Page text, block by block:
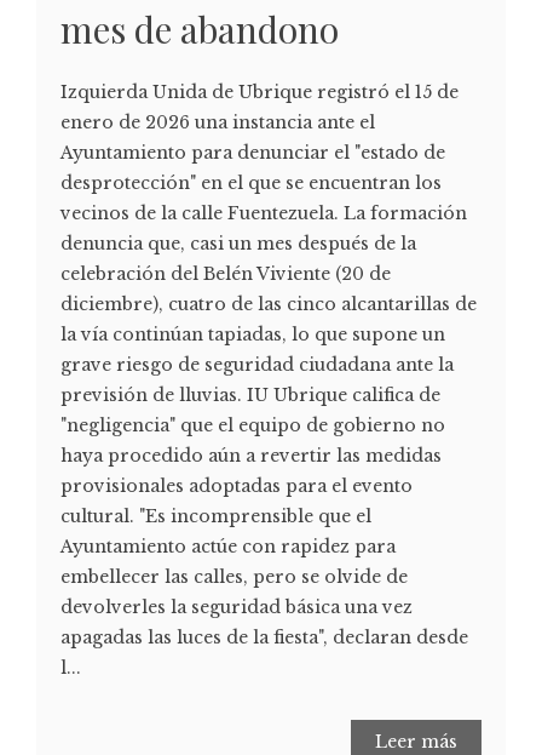
mes de abandono
Izquierda Unida de Ubrique registró el 15 de
enero de 2026 una instancia ante el
Ayuntamiento para denunciar el "estado de
desprotección" en el que se encuentran los
vecinos de la calle Fuentezuela. La formación
denuncia que, casi un mes después de la
celebración del Belén Viviente (20 de
diciembre), cuatro de las cinco alcantarillas de
la vía continúan tapiadas, lo que supone un
grave riesgo de seguridad ciudadana ante la
previsión de lluvias. IU Ubrique califica de
"negligencia" que el equipo de gobierno no
haya procedido aún a revertir las medidas
provisionales adoptadas para el evento
cultural. "Es incomprensible que el
Ayuntamiento actúe con rapidez para
embellecer las calles, pero se olvide de
devolverles la seguridad básica una vez
apagadas las luces de la fiesta", declaran desde
l...
Leer más